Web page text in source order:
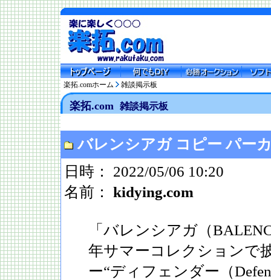
楽拓.comホーム 雑談掲示板
楽拓.com 雑談掲示板
バレンシアガ コピー パー
日時： 2022/05/06 10:20
名前： kidying.com
「バレンシアガ（
年サマーコレクションで
ー“ディフェンダー（